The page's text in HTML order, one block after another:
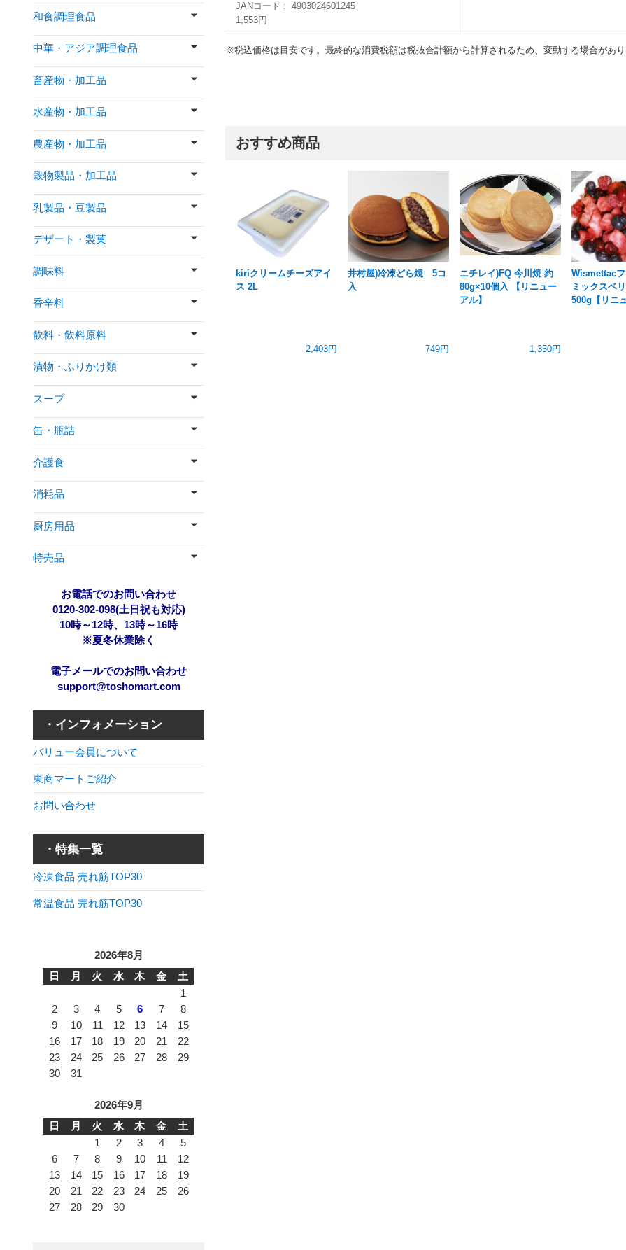
JANコード
4903024601245
1,553円
※税込価格は目安です。最終的な消費税額は税抜合計額から計算されるため、変動する場合があり
おすすめ商品
kiriクリームチーズアイ
ス 2L
2,403円
井村屋)冷凍どら焼 5コ
入
749円
ニチレイ)FQ 今川焼 約
80g×10個入 【リニュー
アル】
1,350円
Wismettac
ミックスベ
500g【リニ
和食調理食品
中華・アジア調理食品
畜産物・加工品
水産物・加工品
農産物・加工品
穀物製品・加工品
乳製品・豆製品
デザート・製菓
調味料
香辛料
飲料・飲料原料
漬物・ふりかけ類
スープ
缶・瓶詰
介護食
消耗品
厨房用品
特売品
お電話でのお問い合わせ
0120-302-098(土日祝も対応)
10時～12時、13時～16時
※夏冬休業除く
電子メールでのお問い合わせ
support@toshomart.com
・インフォメーション
バリュー会員について
東商マートご紹介
お問い合わせ
・特集一覧
冷凍食品 売れ筋TOP30
常温食品 売れ筋TOP30
2026年8月
日
月 火 水 木 金
土
1
2
3 4 5 6 7
8
9
10 11 12 13 14
15
16
17 18 19 20 21
22
23
24 25 26 27 28
29
30
31
2026年9月
日
月 火 水 木 金
土
1
2 3 4
5
6
7 8 9 10 11
12
13
14 15 16 17 18
19
20
21 22 23 24 25
26
27
28 29 30